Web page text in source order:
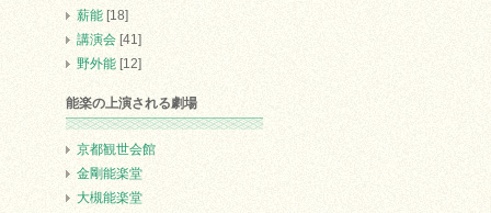
薪能 [18]
講演会 [41]
野外能 [12]
能楽の上演される劇場
京都観世会館
金剛能楽堂
大槻能楽堂